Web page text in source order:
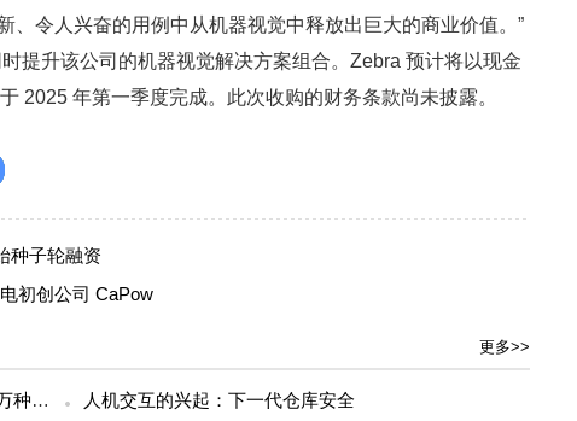
、令人兴奋的用例中从机器视觉中释放出巨大的商业价值。”
提升该公司的机器视觉解决方案组合。Zebra 预计将以现金
2025 年第一季度完成。此次收购的财务条款尚未披露。
种子轮融资
初创公司 CaPow
更多>>
轮毂内置电机加速量产：芬兰Donut Lab获€2500万种子轮融资，押注去传动化电动平台
人机交互的兴起：下一代仓库安全